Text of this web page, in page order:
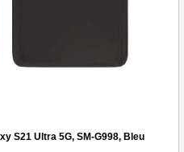
S21 Ultra 5G, SM-G998, Bleu